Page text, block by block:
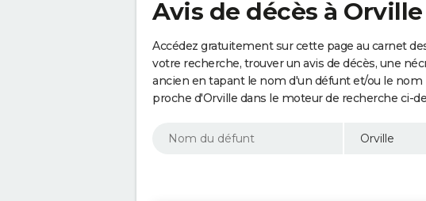
Avis de décès à
Accédez gratuitement sur cette page au carnet
votre recherche, trouver un avis de décès, une
ancien en tapant le nom d'un défunt et/ou le
proche d'Orville dans le moteur de recherche ci-